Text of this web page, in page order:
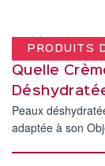
PRODUITS
Quelle
Peaux
adaptée à son